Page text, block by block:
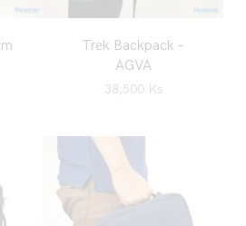
Trek Backpack –
AGVA
38,500 Ks